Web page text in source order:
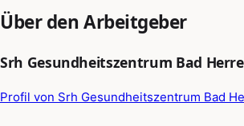
Über den Arbeitgeber
Srh Gesundheitszentrum Bad
Profil von Srh Gesundheitszentrum Bad